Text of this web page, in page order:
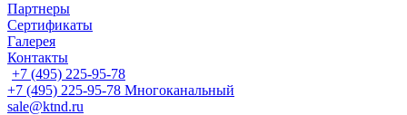
Партнеры
Сертификаты
Галерея
Контакты
+7 (495) 225-95-78
+7 (495) 225-95-78 Многоканальный
sale@ktnd.ru